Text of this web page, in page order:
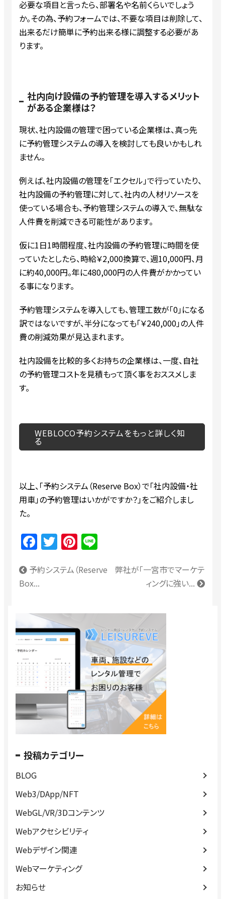
必要な項目と言ったら、部署名や名前くらいでしょう
か。その為、予約フォームでは、不要な項目は削除して、
出来るだけ簡単に予約出来る様に調整する必要があ
ります。
社内向け設備の予約管理を導入するメリット
がある企業様は？
現状、社内設備の管理で困っている企業様は、真っ先
に予約管理システムの導入を検討しても良いかもしれ
ません。
例えば、社内設備の管理を「エクセル」で行っていたり、
社内設備の予約管理に対して、社内の人材リソースを
使っている場合も、予約管理システムの導入で、無駄な
人件費を削減できる可能性があります。
仮に1日1時間程度、社内設備の予約管理に時間を使
っていたとしたら、時給￥2,000換算で、週10,000円、月
に約40,000円。年に480,000円の人件費がかかってい
る事になります。
予約管理システムを導入しても、管理工数が「0」になる
訳ではないですが、半分になっても「￥240,000」の人件
費の削減効果が見込まれます。
社内設備を比較的多くお持ちの企業様は、一度、自社
の予約管理コストを見積もって頂く事をおススメしま
す。
WEBLOCO予約システムをもっと詳しく知
る
以上、「予約システム（Reserve Box）で「社内設備・社
用車」の予約管理はいかがですか？」をご紹介しまし
た。
Facebook
TwitterPinterest
予約システム（Reserve
Box...
弊社が「一宮市でマーケテ
ィングに強い...
投稿カテゴリー
BLOG
Web3/DApp/NFT
WebGL/VR/3Dコンテンツ
Webアクセシビリティ
Webデザイン関連
Webマーケティング
お知らせ